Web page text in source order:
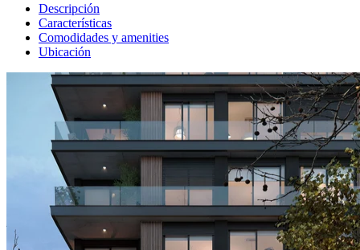
Descripción
Características
Comodidades y amenities
Ubicación